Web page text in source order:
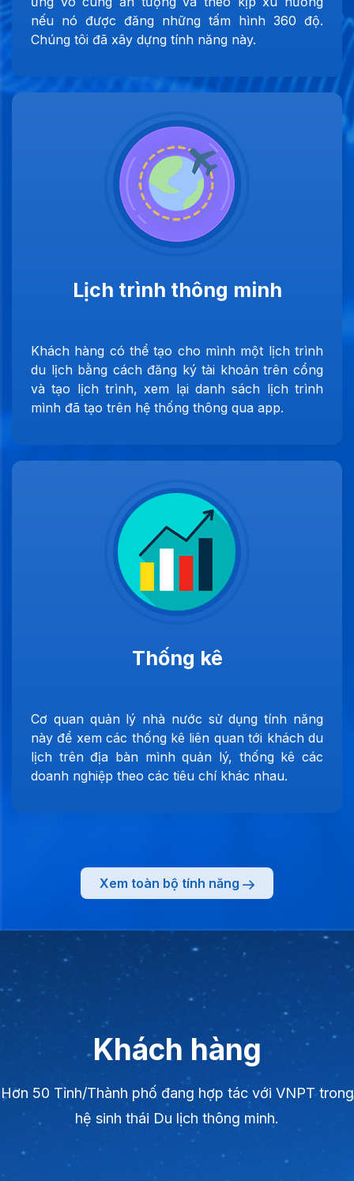
nếu nó được đăng những tấm hình 360 độ.
Chúng tôi đã xây dựng tính năng này.
Lịch trình thông minh
Khách hàng có thể tạo cho mình một lịch trình
du lịch bằng cách đăng ký tài khoản trên cổng
và tạo lịch trình, xem lại danh sách lịch trình
mình đã tạo trên hệ thống thông qua app.
Thống kê
Cơ quan quản lý nhà nước sử dụng tính năng
này để xem các thống kê liên quan tới khách du
lịch trên địa bàn mình quản lý, thống kê các
doanh nghiệp theo các tiêu chí khác nhau.
Xem toàn bộ tính năng
Khách hàng
Hơn 50 Tỉnh/Thành phố đang hợp tác với VNPT trong
hệ sinh thái Du lịch thông minh.